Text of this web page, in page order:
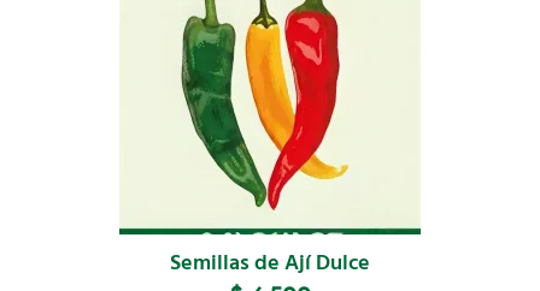
Semillas de Ají Dulce